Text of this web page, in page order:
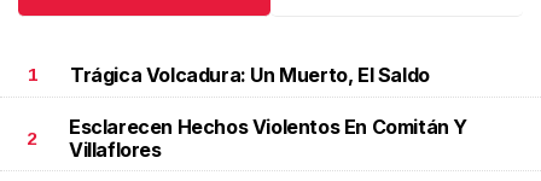
1 Trágica Volcadura: Un Muerto, El Saldo
2
Esclarecen Hechos Violentos En Comitán Y
Villaflores